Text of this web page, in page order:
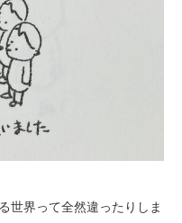
世界って全然違ったりしま